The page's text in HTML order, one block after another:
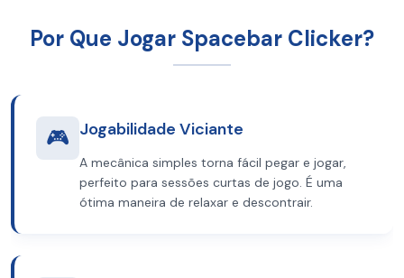
Por Que Jogar Spacebar Clicker?
🎮 Jogabilidade Viciante
A mecânica simples torna fácil pegar e jogar,
perfeito para sessões curtas de jogo. É uma
ótima maneira de relaxar e descontrair.